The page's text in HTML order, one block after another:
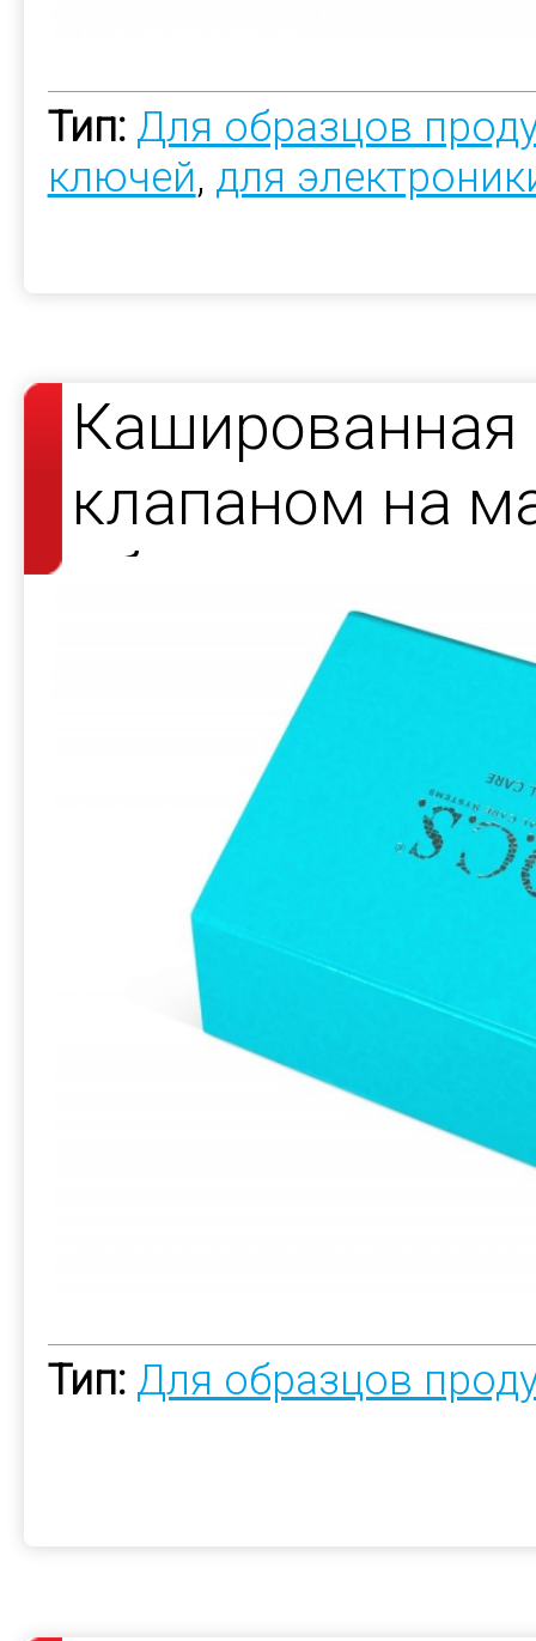
Тип: Для образцов
ключей, для
Кашированная
клапаном на
образцов
Тип: Для образцов